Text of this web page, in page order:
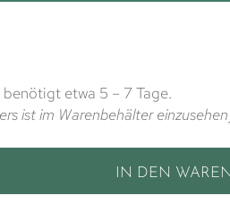
etwa 5 – 7 Tage.
ist im Warenbehälter
IN DEN